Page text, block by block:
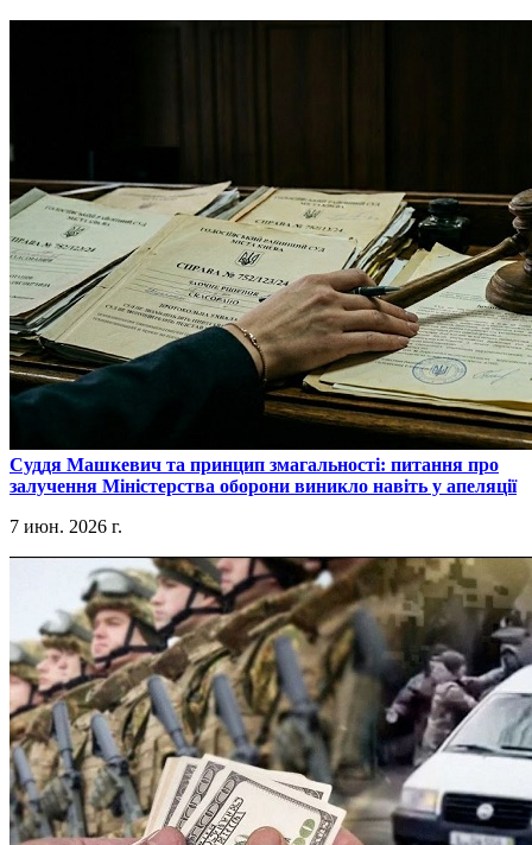
​Суддя Машкевич та принцип змагальності: питання про
залучення Міністерства оборони виникло навіть у апеляції
7 июн. 2026 г.